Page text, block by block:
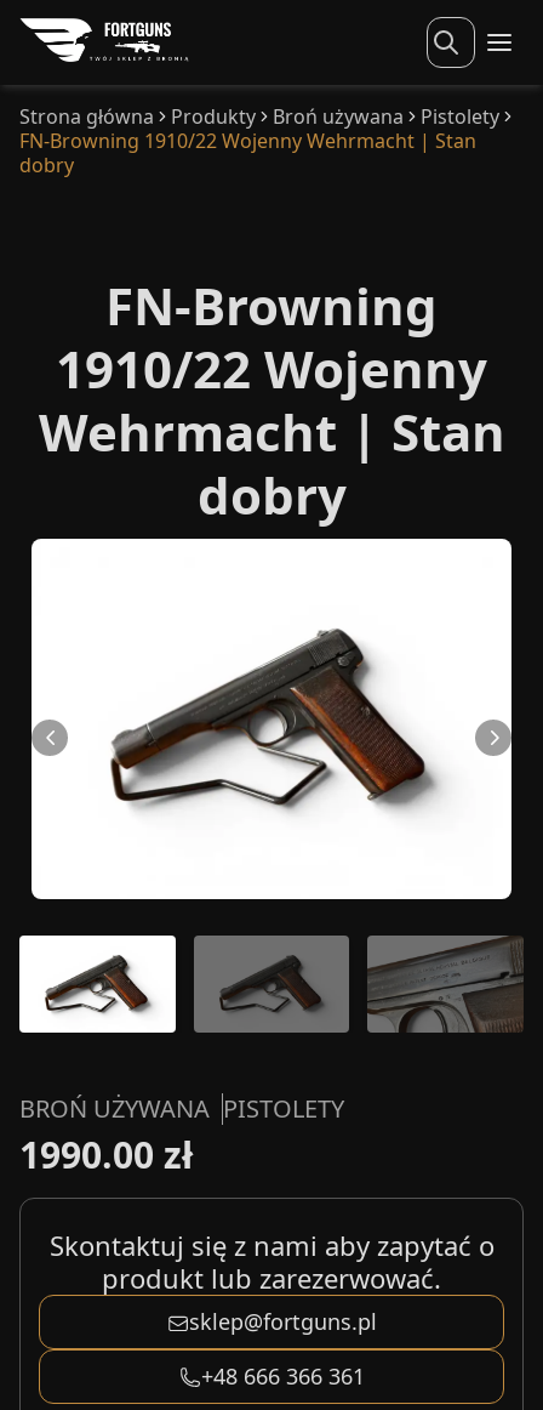
Strona główna Produkty Broń używana
Pistolety
FN-Browning 1910/22 Wojenny Wehrmacht | Stan
dobry
FN-Browning
1910/22 Wojenny
Wehrmacht | Stan
dobry
BROŃ UŻYWANA PISTOLETY
1990.00 zł
Skontaktuj się z nami aby zapytać o
produkt lub zarezerwować.
sklep@fortguns.pl
+48 666 366 361